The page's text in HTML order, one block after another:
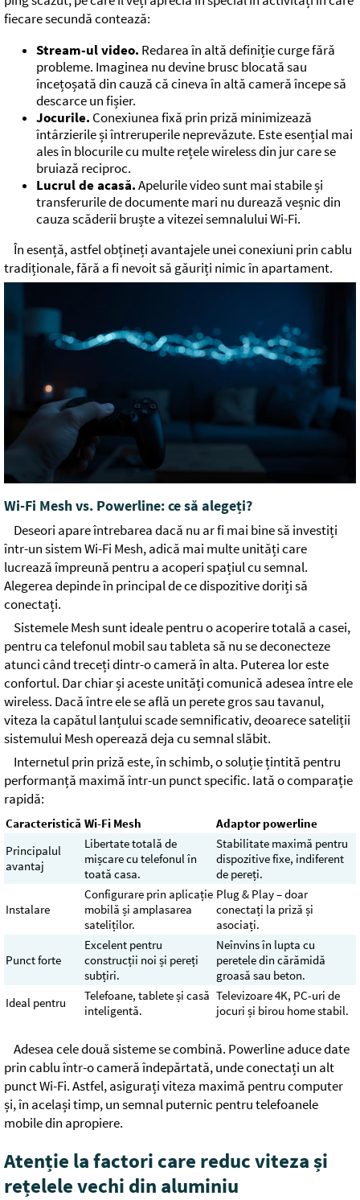
fiecare secundă contează:
Stream-ul video. Redarea în altă definiție curge fără
probleme. Imaginea nu devine brusc blocată sau
încețoșată din cauză că cineva în altă cameră începe să
descarce un fișier.
Jocurile. Conexiunea fixă prin priză minimizează
întârzierile și întreruperile neprevăzute. Este esențial mai
ales în blocurile cu multe rețele wireless din jur care se
bruiază reciproc.
Lucrul de acasă.Apelurile video sunt mai stabile și
transferurile de documente mari nu durează veșnic din
cauza scăderii bruște a vitezei semnalului Wi-Fi.
În esență, astfel obțineți avantajele unei conexiuni prin cablu
tradiționale, fără a fi nevoit să găuriți nimic în apartament.
Wi-Fi Mesh vs. Powerline: ce să alegeți?
Deseori apare întrebarea dacă nu ar fi mai bine să investiți
într-un sistem Wi-Fi Mesh, adică mai multe unități care
lucrează împreună pentru a acoperi spațiul cu semnal.
Alegerea depinde în principal de ce dispozitive doriți să
conectați.
Sistemele Mesh sunt ideale pentru o acoperire totală a casei,
pentru ca telefonul mobil sau tableta să nu se deconecteze
atunci când treceți dintr-o cameră în alta. Puterea lor este
confortul. Dar chiar și aceste unități comunică adesea între ele
wireless. Dacă între ele se află un perete gros sau tavanul,
viteza la capătul lanțului scade semnificativ, deoarece sateliții
sistemului Mesh operează deja cu semnal slăbit.
Internetul prin priză este, în schimb, o soluție țintită pentru
performanță maximă într-un punct specific. Iată o comparație
rapidă:
Caracteristică Wi-Fi Mesh
Adaptor powerline
Principalul
avantaj
Libertate totală de
mișcare cu telefonul în
toată casa.
Stabilitate maximă pentru
dispozitive fixe, indiferent
de pereți.
Instalare
Configurare prin aplicație
mobilă și amplasarea
sateliților.
Plug & Play – doar
conectați la priză și
asociați.
Punct forte
Excelent pentru
construcții noi și pereți
subțiri.
Neînvins în lupta cu
peretele din cărămidă
groasă sau beton.
Ideal pentru
Telefoane, tablete și casă
inteligentă.
Televizoare 4K, PC-uri de
jocuri și birou home stabil.
Adesea cele două sisteme se combină. Powerline aduce date
prin cablu într-o cameră îndepărtată, unde conectați un alt
punct Wi-Fi. Astfel, asigurați viteza maximă pentru computer
și, în același timp, un semnal puternic pentru telefoanele
mobile din apropiere.
Atenție la factori care reduc viteza și
rețelele vechi din aluminiu